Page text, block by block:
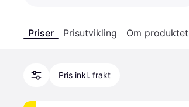
Priser Prisutvikling Om produktet
Pris inkl. frakt